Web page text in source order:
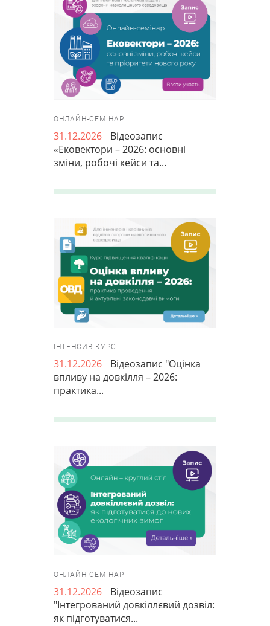
ОНЛАЙН-СЕМІНАР
31.12.2026
Відеозапис
«Ековектори – 2026: основні
зміни, робочі кейси та...
ІНТЕНСИВ-КУРС
31.12.2026
Відеозапис "Оцінка
впливу на довкілля – 2026:
практика...
ОНЛАЙН-СЕМІНАР
31.12.2026
Відеозапис
"Інтегрований довкіллєвий дозвіл:
як підготуватися...